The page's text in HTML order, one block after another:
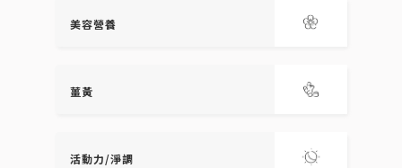
美容營養
薑黃
活動力/淨調